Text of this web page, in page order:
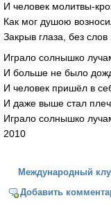
И человек молитвы-
Как мог душою
Закрыв глаза, без слов
Играло солнышко
И больше не было
И человек пришёл в
И даже выше стал
Играло солнышко
2010
Международный
Добавить